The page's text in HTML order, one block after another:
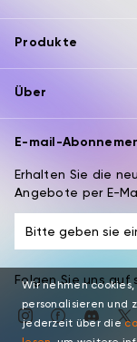
Produkte
Über
E-mail-
Erhalten Sie die
Angebote per E-
Folgen Sie uns auf
Wir nehmen
personalisieren und
jederzeit über die